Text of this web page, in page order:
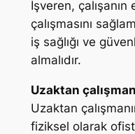
İşveren,
çalışmasını
iş sağlığı ve
almalıdır.
Uzaktan
Uzaktan
fiziksel olarak